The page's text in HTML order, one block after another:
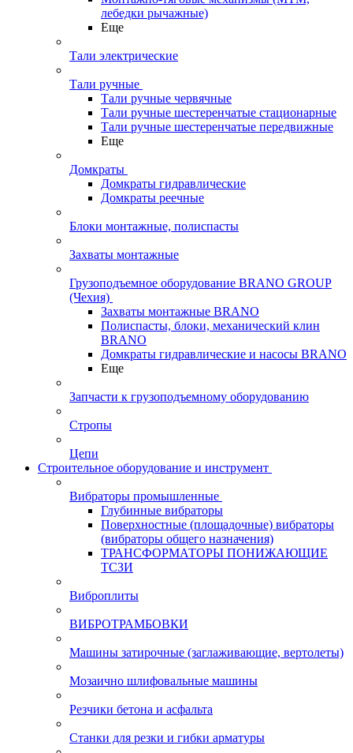
лебедки рычажные)
Еще
Тали электрические
Тали ручные
Тали ручные червячные
Тали ручные шестеренчатые стационарные
Тали ручные шестеренчатые передвижные
Еще
Домкраты
Домкраты гидравлические
Домкраты реечные
Блоки монтажные, полиспасты
Захваты монтажные
Грузоподъемное оборудование BRANO GROUP
(Чехия)
Захваты монтажные BRANO
Полиспасты, блоки, механический клин
BRANO
Домкраты гидравлические и насосы BRANO
Еще
Запчасти к грузоподъемному оборудованию
Стропы
Цепи
Строительное оборудование и инструмент
Вибраторы промышленные
Глубинные вибраторы
Поверхностные (площадочные) вибраторы
(вибраторы общего назначения)
ТРАНСФОРМАТОРЫ ПОНИЖАЮЩИЕ
ТСЗИ
Виброплиты
ВИБРОТРАМБОВКИ
Машины затирочные (заглаживающие, вертолеты)
Мозаично шлифовальные машины
Резчики бетона и асфальта
Станки для резки и гибки арматуры